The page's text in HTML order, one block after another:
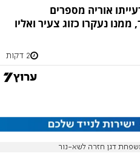
אוריה מספרים
נעקרו כזוג צעיר ואליו
2 דקות
דגן חזרה לשא-נור